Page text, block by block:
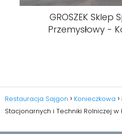
GROSZEK Sklep
Przemysłowy -
Restauracja Sajgon Konieczkowa
Stacjonarnych i Techniki Rolniczej